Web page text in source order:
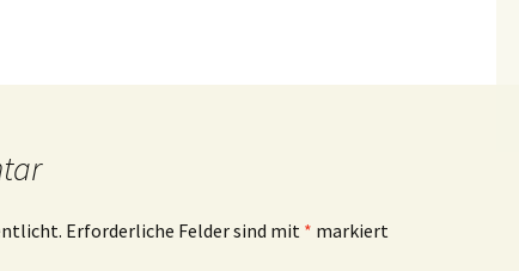
Erforderliche Felder sind mit * markiert